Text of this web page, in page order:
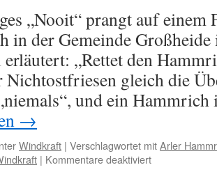
„Nooit“ prangt auf
in der Gemeinde
erläutert: „Rettet den
gleich die
und ein
→
Windkraft | Verschlagwortet mitArler
| Kommentare deaktiviertfür